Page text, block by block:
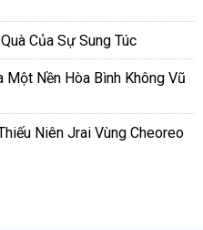
Của Sự Sung Túc
Một Nền Hòa Bình Không Vũ
Niên Jrai Vùng Cheoreo